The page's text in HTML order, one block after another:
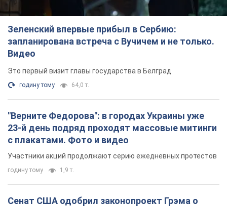
Зеленский впервые прибыл в Сербию:
запланирована встреча с Вучичем и не только.
Видео
Это первый визит главы государства в Белград
годину тому 64,0 т.
"Верните Федорова": в городах Украины уже
23-й день подряд проходят массовые митинги
с плакатами. Фото и видео
Участники акций продолжают серию ежедневных протестов
годину тому 1,9 т.
Сенат США одобрил законопроект Грэма о